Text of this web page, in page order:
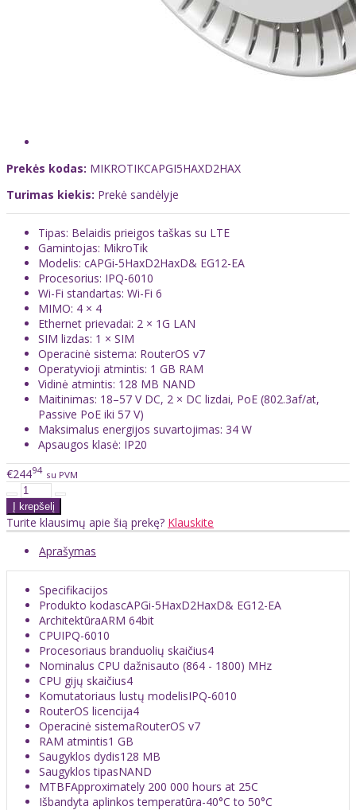
Prekės kodas: MIKROTIKCAPGI5HAXD2HAX
Turimas kiekis: Prekė sandėlyje
Tipas: Belaidis prieigos taškas su LTE
Gamintojas: MikroTik
Modelis: cAPGi-5HaxD2HaxD& EG12-EA
Procesorius: IPQ-6010
Wi-Fi standartas: Wi-Fi 6
MIMO: 4 × 4
Ethernet prievadai: 2 × 1G LAN
SIM lizdas: 1 × SIM
Operacinė sistema: RouterOS v7
Operatyvioji atmintis: 1 GB RAM
Vidinė atmintis: 128 MB NAND
Maitinimas: 18–57 V DC, 2 × DC lizdai, PoE (802.3af/at,
Passive PoE iki 57 V)
Maksimalus energijos suvartojimas: 34 W
Apsaugos klasė: IP20
€24494 su PVM
Turite klausimų apie šią prekę? Klauskite
Aprašymas
Specifikacijos
Produkto kodascAPGi-5HaxD2HaxD& EG12-EA
ArchitektūraARM 64bit
CPUIPQ-6010
Procesoriaus branduolių skaičius4
Nominalus CPU dažnisauto (864 - 1800) MHz
CPU gijų skaičius4
Komutatoriaus lustų modelisIPQ-6010
RouterOS licencija4
Operacinė sistemaRouterOS v7
RAM atmintis1 GB
Saugyklos dydis128 MB
Saugyklos tipasNAND
MTBFApproximately 200 000 hours at 25C
Išbandyta aplinkos temperatūra-40°C to 50°C